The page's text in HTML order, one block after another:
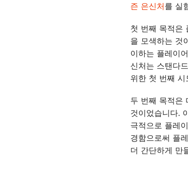
즌 은신처를 실
첫 번째 목적은
을 모색하는 것
이하는 플레이
신처는 스탠다
위한 첫 번째 시
두 번째 목적은
것이었습니다.
극적으로 플레
경함으로써 플
더 간단하게 만